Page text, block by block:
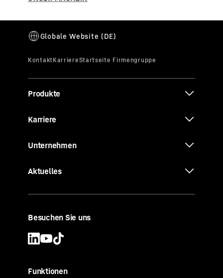
Produkte
Karriere
Unternehmen
Aktuelles
Besuchen Sie uns
Funktionen